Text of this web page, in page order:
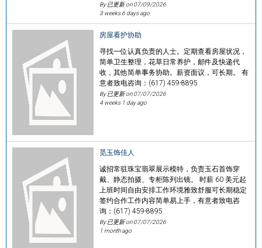
By 已更新 on07/09/2026
3 weeks 6 days ago
房屋看护协助
寻找一位认真负责的人士。定期查看房屋状况，
简单卫生整理，花草日常养护，邮件及快递代
收，其他简单事务协助。薪资面议，可长期。 有
意者致电咨询：(617) 459-8895
By 已更新 on07/07/2026
4 weeks 1 day ago
觅玉饰佳人
诚招常驻珠宝翡翠展示模特，负责玉石首饰穿
戴、静态拍摄、专柜陈列出镜。 时薪 60 美元起
上班时间自由安排工作环境雅致舒服可长期稳定
签约合作工作内容简单易上手，有意者致电咨
询：(617) 459-8895
By 已更新 on07/07/2026
1 month ago